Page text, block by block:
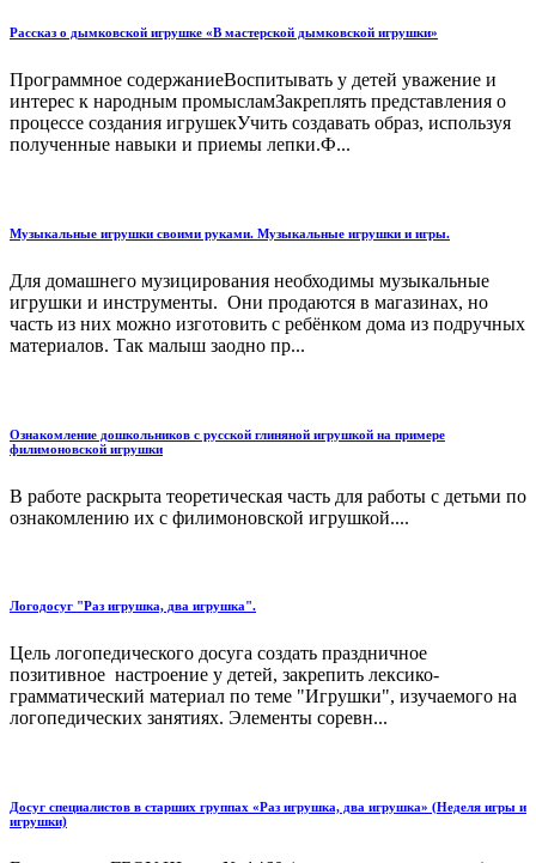
Рассказ о дымковской игрушке «В мастерской дымковской игрушки»
Программное содержаниеВоспитывать у детей уважение и
интерес к народным промысламЗакреплять представления о
процессе создания игрушекУчить создавать образ, используя
полученные навыки и приемы лепки.Ф...
Музыкальные игрушки своими руками. Музыкальные игрушки и игры.
Для домашнего музицирования необходимы музыкальные
игрушки и инструменты. Они продаются в магазинах, но
часть из них можно изготовить с ребёнком дома из подручных
материалов. Так малыш заодно пр...
Ознакомление дошкольников с русской глиняной игрушкой на примере
филимоновской игрушки
В работе раскрыта теоретическая часть для работы с детьми по
ознакомлению их с филимоновской игрушкой....
Логодосуг "Раз игрушка, два игрушка".
Цель логопедического досуга создать праздничное
позитивное настроение у детей, закрепить лексико-
грамматический материал по теме "Игрушки", изучаемого на
логопедических занятиях. Элементы соревн...
Досуг специалистов в старших группах «Раз игрушка, два игрушка» (Неделя игры и
игрушки)